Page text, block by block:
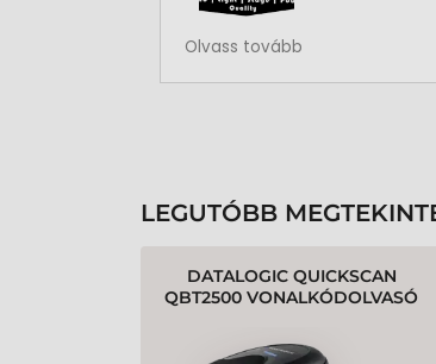
Rendben volt a rendelésem
Olvass tovább
LEGUTÓBB
DATALOGIC QUICKSCAN
QBT2500 VONALKÓDOLVASÓ